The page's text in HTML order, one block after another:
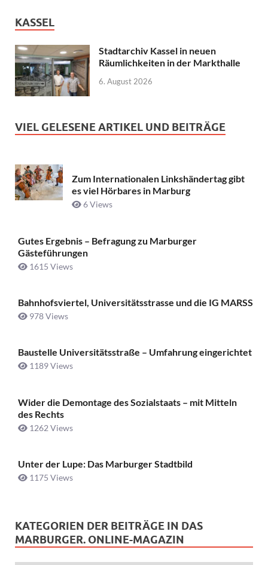
KASSEL
Stadtarchiv Kassel in neuen
Räumlichkeiten in der Markthalle
6. August 2026
VIEL GELESENE ARTIKEL UND BEITRÄGE
Zum Internationalen Linkshändertag gibt
es viel Hörbares in Marburg
6 Views
Gutes Ergebnis – Befragung zu Marburger
Gästeführungen
1615 Views
Bahnhofsviertel, Universitätsstrasse und die IG MARSS
978 Views
Baustelle Universitätsstraße ­– Umfahrung eingerichtet
1189 Views
Wider die Demontage des Sozialstaats – mit Mitteln
des Rechts
1262 Views
Unter der Lupe: Das Marburger Stadtbild
1175 Views
KATEGORIEN DER BEITRÄGE IN DAS
MARBURGER. ONLINE-MAGAZIN